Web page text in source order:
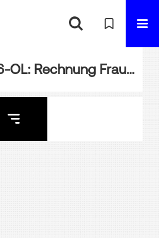
WAW-0006-OL: Rechnung Frauenpavillon 1873